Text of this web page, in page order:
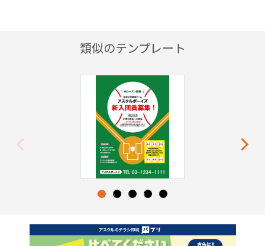
類似のテンプレート
Next
1 2 3 4 5